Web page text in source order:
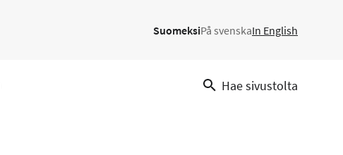
SuomeksiPå svenskaIn English
Hae sivustolta